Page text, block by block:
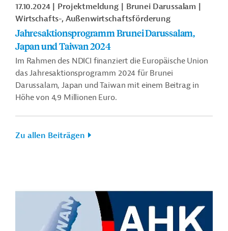
17.10.2024 Projektmeldung
Brunei Darussalam
Wirtschafts-, Außenwirtschaftsförderung
Jahresaktionsprogramm Brunei Darussalam,
Japan und Taiwan 2024
Im Rahmen des NDICI finanziert die Europäische Union
das Jahresaktionsprogramm 2024 für Brunei
Darussalam, Japan und Taiwan mit einem Beitrag in
Höhe von 4,9 Millionen Euro.
Zu allen Beiträgen